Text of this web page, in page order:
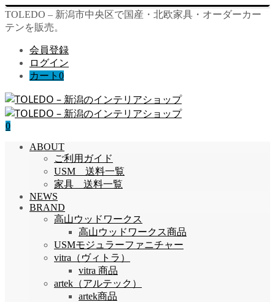
TOLEDO – 新潟市中央区で国産・北欧家具・オーダーカー
テンを販売。
会員登録
ログイン
カート 0
0
ABOUT
ご利用ガイド
USM 送料一覧
家具 送料一覧
NEWS
BRAND
高山ウッドワークス
高山ウッドワークス商品
USMモジュラーファニチャー
vitra（ヴィトラ）
vitra 商品
artek（アルテック）
artek商品